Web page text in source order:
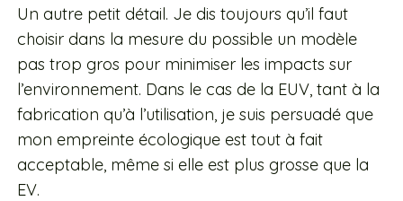
Un autre petit détail. Je dis toujours qu’il faut
choisir dans la mesure du possible un modèle
pas trop gros pour minimiser les impacts sur
l’environnement. Dans le cas de la EUV, tant à la
fabrication qu’à l’utilisation, je suis persuadé que
mon empreinte écologique est tout à fait
acceptable, même si elle est plus grosse que la
EV.